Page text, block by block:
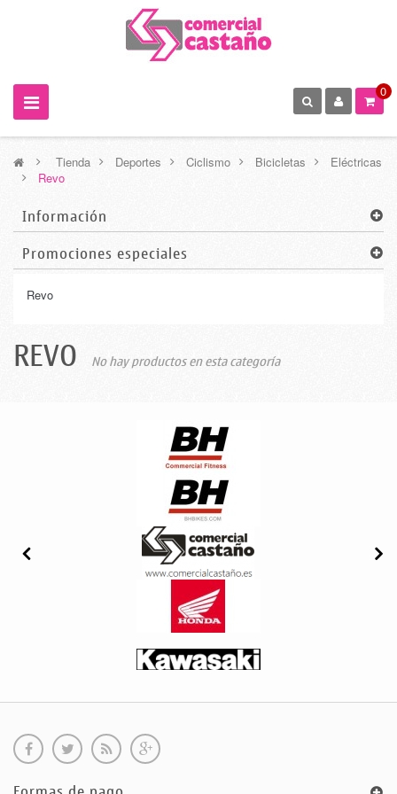
0
> Tienda > Deportes > Ciclismo > Bicicletas >
Eléctricas
>
Revo
Información
Promociones especiales
Revo
REVO No hay productos en esta categoría